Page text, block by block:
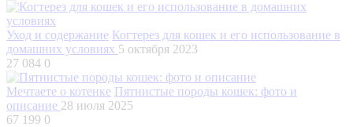
Уход и содержание Когтерез для кошек и его использование в
домашних условиях 5 октября 2023
27 084 0
Мечтаете о котенке Пятнистые породы кошек: фото и
описание 28 июля 2025
67 199 0